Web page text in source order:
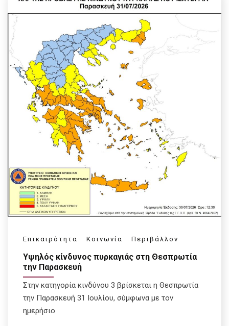
Επικαιρότητα Κοινωνία Περιβάλλον
Υψηλός κίνδυνος πυρκαγιάς στη Θεσπρωτία
την Παρασκευή
Στην κατηγορία κινδύνου 3 βρίσκεται η Θεσπρωτία
την Παρασκευή 31 Ιουλίου, σύμφωνα με τον
ημερήσιο